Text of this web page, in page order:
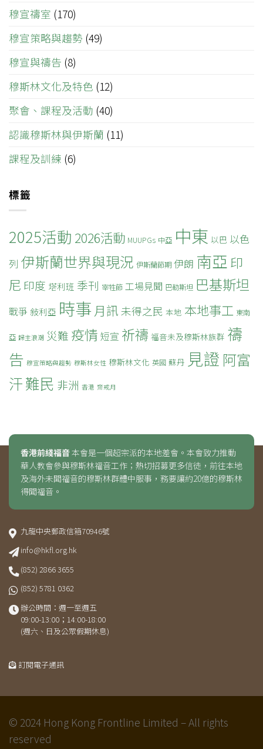
穆宣禱室 (170)
穆宣策略與趨勢 (49)
穆宣與禱告 (8)
穆斯林文化及特色 (12)
聚會、課程及活動 (40)
認識穆斯林與伊斯蘭 (11)
課程及訓練 (6)
標籤
2025活動 2026活動 MUUPGs 中亞 中東 以巴 以色
列 伊斯蘭世界與現況 伊斯蘭節期 伊朗 南亞印
尼 印度 塔利班 季刊 宰牲節 工場見聞 巴勒斯坦 巴基斯坦
戰爭 敍利亞 時事 月訊未得之民 本地 本地事工 東南
亞 歸主浪潮 災難 疫情 短宣 祈禱 福音未及穆斯林族群 禱
告 穆宣策略與趨勢 穆斯林女性 穆斯林文化 英國 蘇丹 見證 阿富
汗難民 非洲 香港 齋戒月
香港前綫福音本會是一個超宗派的本地差會。本會致力推動
華人教會參與穆斯林福音工作；熱切招募更多信徒，前往本地
及海外未聞福音的穆斯林群體中服事，務要讓約20億的穆斯林
得聞福音。
九龍中央郵政信箱70946號
info@hkfl.org.hk
(852) 2866 3655
(852) 5781 0362
辦公時間：週一至週五
09:00-13:00；14:00-18:00
(週六、日及公眾假期休息)
訂閱電子通訊
© 2024 Hong Kong Frontline Limited – All rights
reserved